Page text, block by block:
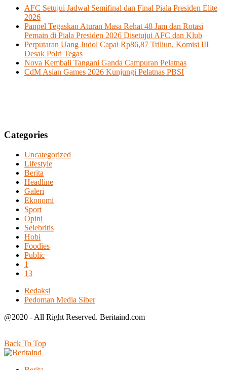
AFC Setujui Jadwal Semifinal dan Final Piala Presiden Elite
2026
Panpel Tegaskan Aturan Masa Rehat 48 Jam dan Rotasi
Pemain di Piala Presiden 2026 Disetujui AFC dan Klub
Perputaran Uang Judol Capai Rp86,87 Triliun, Komisi III
Desak Polri Tegas
Nova Kembali Tangani Ganda Campuran Pelatnas
CdM Asian Games 2026 Kunjungi Pelatnas PBSI
Categories
Uncategorized
Lifestyle
Berita
Headline
Galeri
Ekonomi
Sport
Opini
Selebritis
Hobi
Foodies
Public
1
13
Redaksi
Pedoman Media Siber
@2020 - All Right Reserved. Beritaind.com
Back To Top